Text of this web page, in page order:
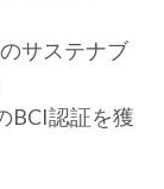
サステナブ
BCI認証を獲